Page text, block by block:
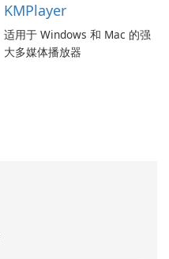
KMPlayer
适用于 Windows 和 Mac 的强
大多媒体播放器